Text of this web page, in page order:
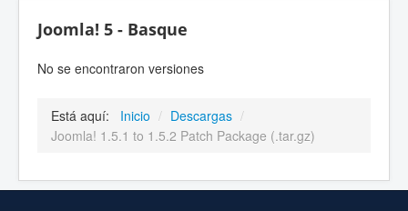
Joomla! 5 - Basque
No se encontraron versiones
Está aquí: Inicio / Descargas /
Joomla! 1.5.1 to 1.5.2 Patch Package (.tar.gz)